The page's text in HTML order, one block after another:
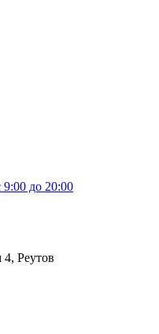
9:00 до 20:00
Реутов